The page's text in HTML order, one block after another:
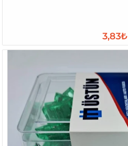
3,83₺